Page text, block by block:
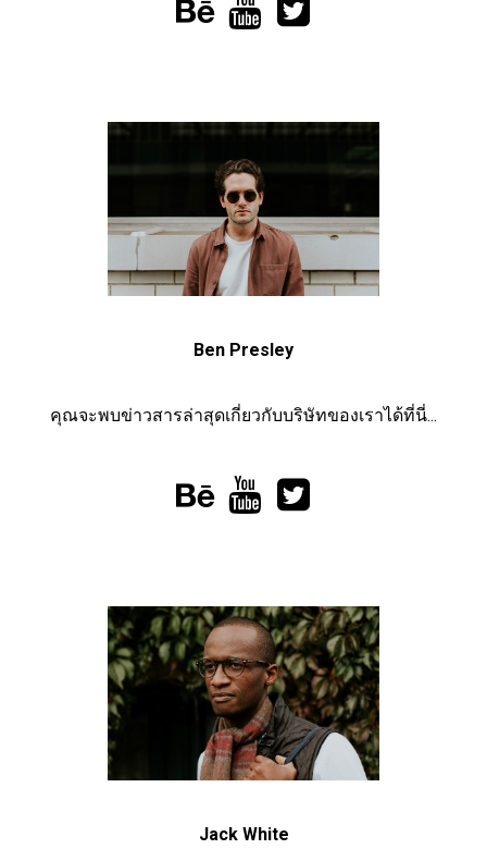
  
Ben Presley
คุณจะพบข่าวสารล่าสุดเกี่ยวกับบริษัทของเราได้ที่นี่...
  
Jack White